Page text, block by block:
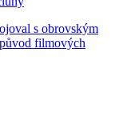
s obrovským
filmových